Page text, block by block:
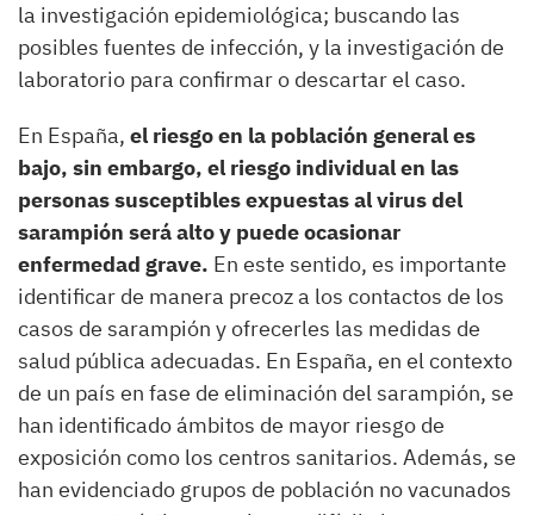
la investigación epidemiológica; buscando las
posibles fuentes de infección, y la investigación de
laboratorio para confirmar o descartar el caso.
En España, el riesgo en la población general es
bajo, sin embargo, el riesgo individual en las
personas susceptibles expuestas al virus del
sarampión será alto y puede ocasionar
enfermedad grave. En este sentido, es importante
identificar de manera precoz a los contactos de los
casos de sarampión y ofrecerles las medidas de
salud pública adecuadas. En España, en el contexto
de un país en fase de eliminación del sarampión, se
han identificado ámbitos de mayor riesgo de
exposición como los centros sanitarios. Además, se
han evidenciado grupos de población no vacunados